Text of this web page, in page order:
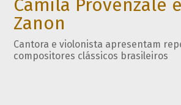
Camila Provenzale
Zanon
Cantora e violonista apresentam
compositores clássicos brasileiros